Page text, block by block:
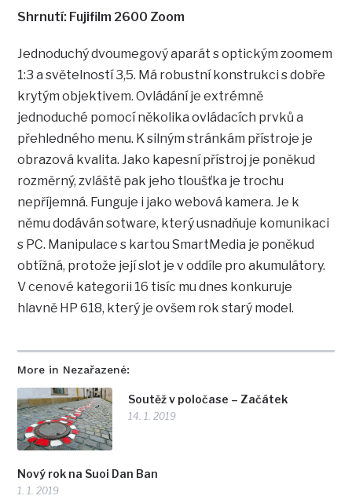
More in Nezařazené:
Soutěž v poločase – Začátek
14. 1. 2019
Nový rok na Suoi Dan Ban
1. 1. 2019
Shrnutí: Fujifilm 2600 Zoom
Jednoduchý dvoumegový aparát s optickým zoomem
1:3 a světelností 3,5. Má robustní konstrukci s dobře
krytým objektivem. Ovládání je extrémně
jednoduché pomocí několika ovládacích prvků a
přehledného menu. K silným stránkám přístroje je
obrazová kvalita. Jako kapesní přístroj je poněkud
rozměrný, zvláště pak jeho tloušťka je trochu
nepříjemná. Funguje i jako webová kamera. Je k
němu dodáván sotware, který usnadňuje komunikaci
s PC. Manipulace s kartou SmartMedia je poněkud
obtížná, protože její slot je v oddíle pro akumulátory.
V cenové kategorii 16 tisíc mu dnes konkuruje
hlavně HP 618, který je ovšem rok starý model.